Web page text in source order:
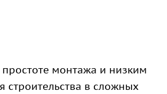
монтажа и низким
строительства в сложных